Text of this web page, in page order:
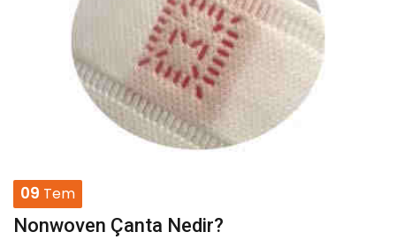
09 Tem
Nonwoven Çanta Nedir?